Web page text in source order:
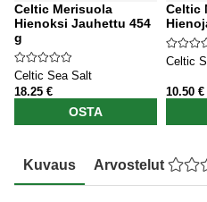
Celtic Merisuola
Hienoksi Jauhettu 454
g
Celtic Sea Salt
18.25 €
OSTA
Celtic
Celtic
10.50 €
Kuvaus Arvostelut